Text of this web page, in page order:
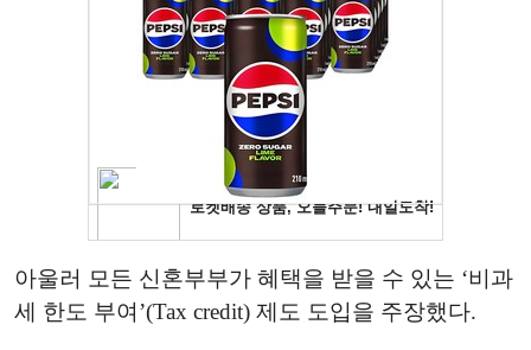
아울러 모든 신혼부부가 혜택을 받을 수 있는 ‘비과
세 한도 부여’(Tax credit) 제도 도입을 주장했다.